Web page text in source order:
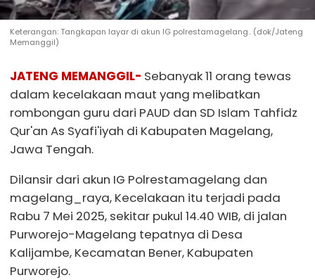
Keterangan: Tangkapan layar di akun IG polrestamagelang.. (dok/Jateng
Memanggil)
JATENG MEMANGGIL- Sebanyak 11 orang tewas
dalam kecelakaan maut yang melibatkan
rombongan guru dari PAUD dan SD Islam Tahfidz
Qur'an As Syafi'iyah di Kabupaten Magelang,
Jawa Tengah.
Dilansir dari akun IG Polrestamagelang dan
magelang_raya, Kecelakaan itu terjadi pada
Rabu 7 Mei 2025, sekitar pukul 14.40 WIB, di jalan
Purworejo-Magelang tepatnya di Desa
Kalijambe, Kecamatan Bener, Kabupaten
Purworejo.